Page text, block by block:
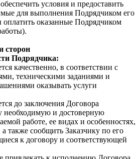
условия и предоставить
для выполнения Подрядчиком его
оплатить оказанные Подрядчиком
сторон
Подрядчика:
качественно, в соответствии с
техническими заданиями и
оказывать услуги
до заключения Договора
необходимую и достоверную
работе, ее видах и особенностях,
также сообщить Заказчику по его
к договору и соответствующей